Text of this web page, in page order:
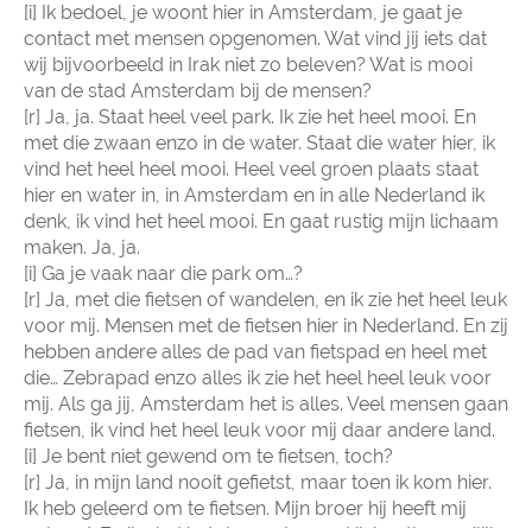
[i] Ik bedoel, je woont hier in Amsterdam, je gaat je
contact met mensen opgenomen. Wat vind jij iets dat
wij bijvoorbeeld in Irak niet zo beleven? Wat is mooi
van de stad Amsterdam bij de mensen?
[r] Ja, ja. Staat heel veel park. Ik zie het heel mooi. En
met die zwaan enzo in de water. Staat die water hier, ik
vind het heel heel mooi. Heel veel groen plaats staat
hier en water in, in Amsterdam en in alle Nederland ik
denk, ik vind het heel mooi. En gaat rustig mijn lichaam
maken. Ja, ja.
[i] Ga je vaak naar die park om…?
[r] Ja, met die fietsen of wandelen, en ik zie het heel leuk
voor mij. Mensen met de fietsen hier in Nederland. En zij
hebben andere alles de pad van fietspad en heel met
die… Zebrapad enzo alles ik zie het heel heel leuk voor
mij. Als ga jij, Amsterdam het is alles. Veel mensen gaan
fietsen, ik vind het heel leuk voor mij daar andere land.
[i] Je bent niet gewend om te fietsen, toch?
[r] Ja, in mijn land nooit gefietst, maar toen ik kom hier.
Ik heb geleerd om te fietsen. Mijn broer hij heeft mij